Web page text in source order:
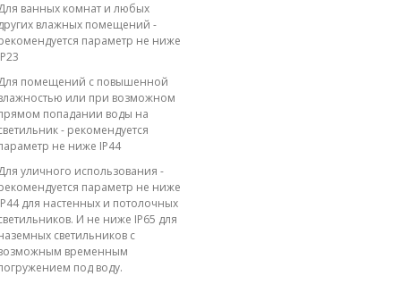
ванных комнат и любых
влажных помещений -
параметр не ниже
помещений с повышенной
или при возможном
попадании воды на
- рекомендуется
не ниже IP44
уличного использования -
параметр не ниже
для настенных и потолочных
И не ниже IP65 для
светильников с
временным
под воду.